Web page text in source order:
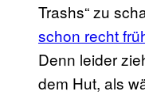
Trashs“ zu
schon recht
Denn leider
dem Hut, als